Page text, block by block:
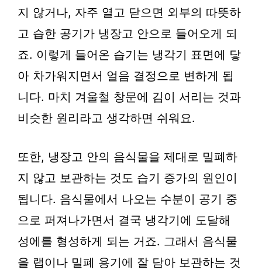
지 않거나, 자주 열고 닫으면 외부의 따뜻하
고 습한 공기가 냉장고 안으로 들어오게 되
죠. 이렇게 들어온 습기는 냉각기 표면에 닿
아 차가워지면서 얼음 결정으로 변하게 됩
니다. 마치 겨울철 창문에 김이 서리는 것과
비슷한 원리라고 생각하면 쉬워요.
또한, 냉장고 안의 음식물을 제대로 밀폐하
지 않고 보관하는 것도 습기 증가의 원인이
됩니다. 음식물에서 나오는 수분이 공기 중
으로 퍼져나가면서 결국 냉각기에 도달해
성에를 형성하게 되는 거죠. 그래서 음식물
을 랩이나 밀폐 용기에 잘 담아 보관하는 것